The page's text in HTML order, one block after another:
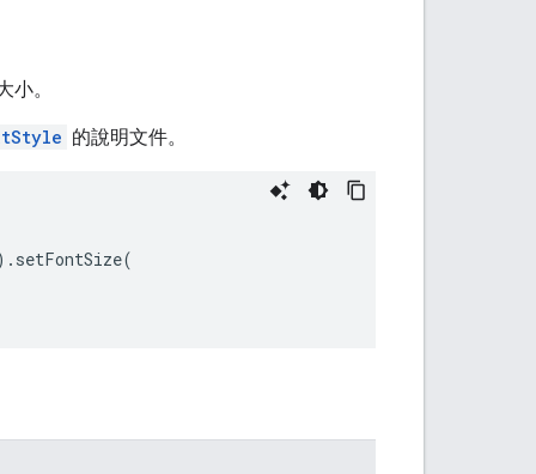
。
的說明文件。
setFontSize(